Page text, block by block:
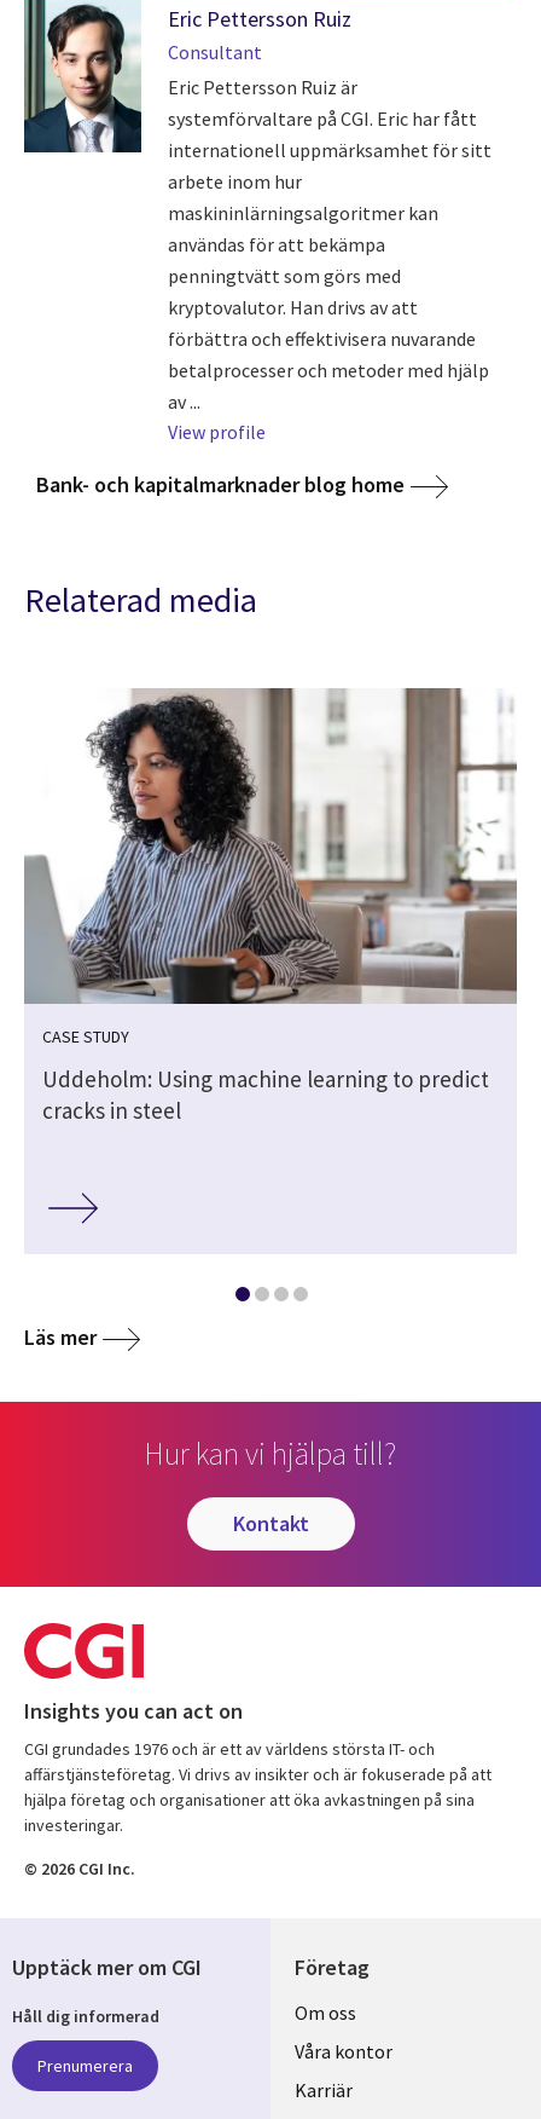
Eric Pettersson Ruiz
Consultant
Eric Pettersson Ruiz är
systemförvaltare på CGI. Eric har fått
internationell uppmärksamhet för sitt
arbete inom hur
maskininlärningsalgoritmer kan
användas för att bekämpa
penningtvätt som görs med
kryptovalutor. Han drivs av att
förbättra och effektivisera nuvarande
betalprocesser och metoder med hjälp
av ...
View profile
Bank- och kapitalmarknader blog home
Relaterad media
CASE STUDY
Uddeholm: Using machine learning to predict
cracks in steel
Läs mer
Hur kan vi hjälpa till?
kontakt
Insights you can act on
CGI grundades 1976 och är ett av världens största IT- och
affärstjänsteföretag. Vi drivs av insikter och är fokuserade på att
hjälpa företag och organisationer att öka avkastningen på sina
investeringar.
© 2026 CGI Inc.
Företag
Useful
links
SWEDEN
Om oss
Våra kontor
Karriär
Upptäck mer om CGI
Håll dig informerad
Prenumerera